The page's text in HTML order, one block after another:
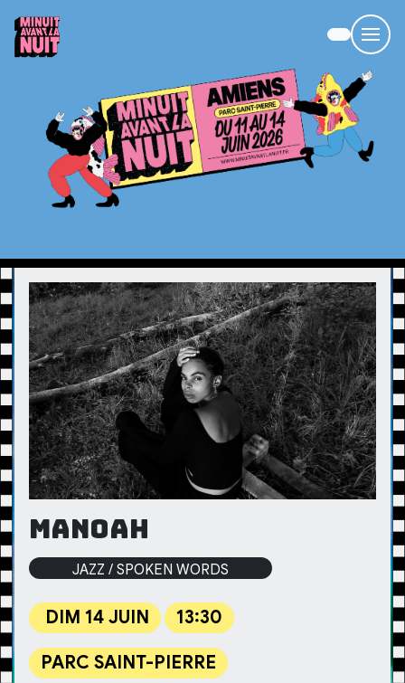
Manoah
JAZZ / SPOKEN WORDS
DIM 14 JUIN
13:30
PARC SAINT-PIERRE